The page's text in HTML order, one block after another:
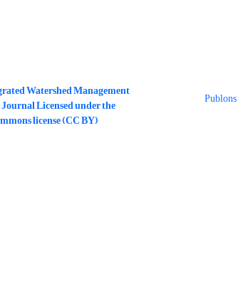
Watershed Management
Journal Licensed under the
license (CC BY)